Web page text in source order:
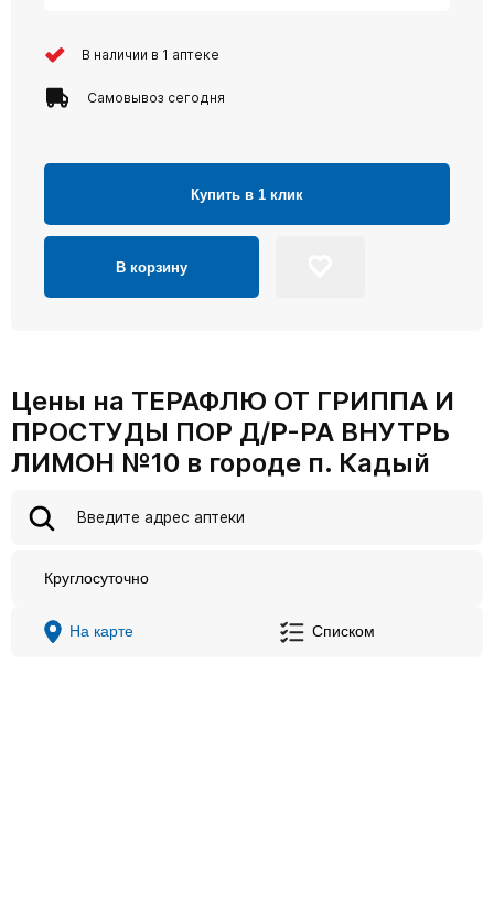
В наличии в 1 аптеке
Самовывоз сегодня
Купить в 1 клик
В корзину
Цены на ТЕРАФЛЮ ОТ ГРИППА И
ПРОСТУДЫ ПОР Д/Р-РА ВНУТРЬ
ЛИМОН №10 в городе п. Кадый
Круглосуточно
На карте Списком